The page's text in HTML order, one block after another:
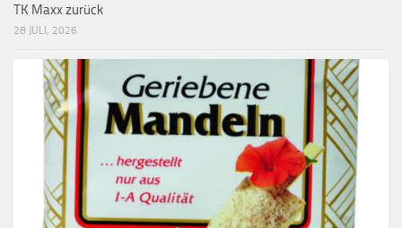
TK Maxx zurück
28 JULI, 2026